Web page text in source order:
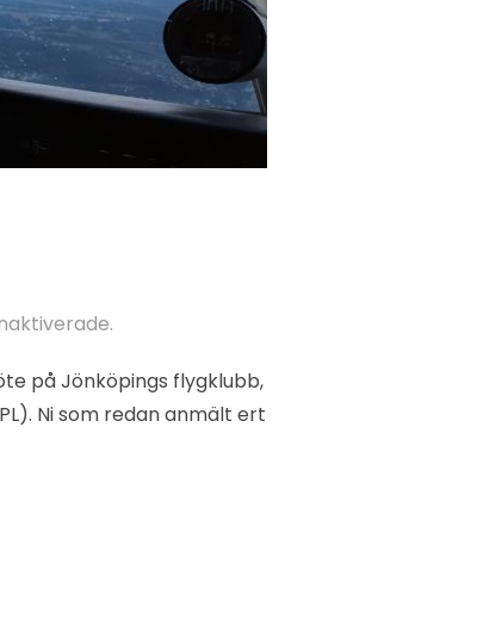
på Jönköpings flygklubb,
Ni som redan anmält ert